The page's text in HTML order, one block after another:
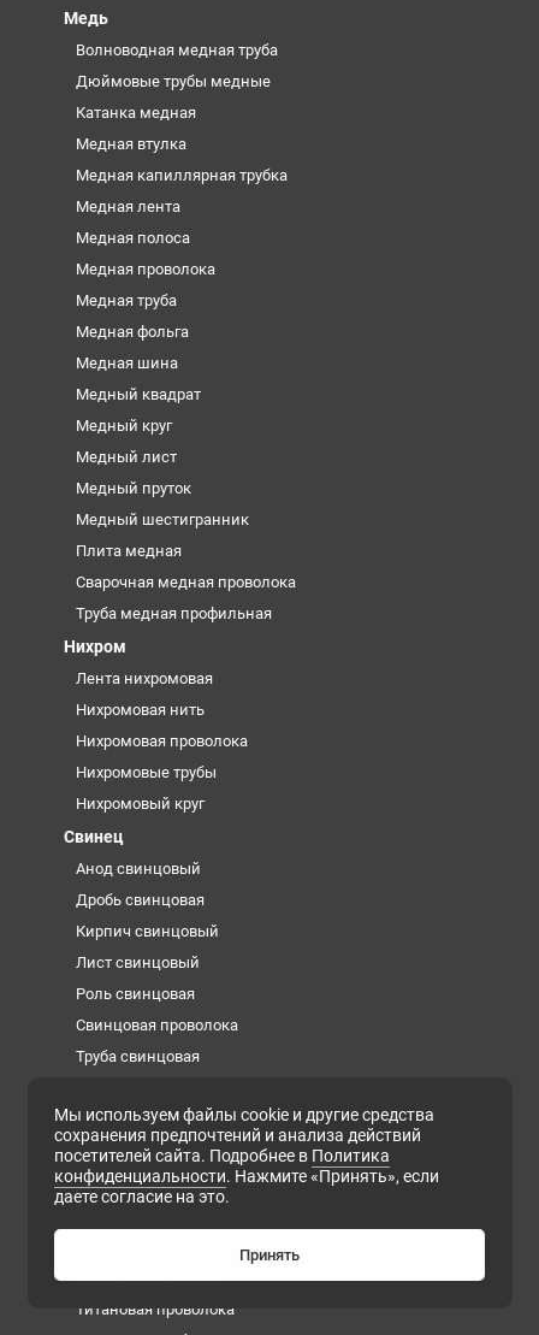
Медь
Волноводная медная труба
Дюймовые трубы медные
Катанка медная
Медная втулка
Медная капиллярная трубка
Медная лента
Медная полоса
Медная проволока
Медная труба
Медная фольга
Медная шина
Медный квадрат
Медный круг
Медный лист
Медный пруток
Медный шестигранник
Плита медная
Сварочная медная проволока
Труба медная профильная
Нихром
Лента нихромовая
Нихромовая нить
Нихромовая проволока
Нихромовые трубы
Нихромовый круг
Свинец
Анод свинцовый
Дробь свинцовая
Кирпич свинцовый
Лист свинцовый
Роль свинцовая
Свинцовая проволока
Труба свинцовая
Заготовка из титана
Лента титановая
Проволока титановая сварочная
Титановая поковка
Титановая проволока
Мы используем файлы cookie и другие средства
сохранения предпочтений и анализа действий
посетителей сайта. Подробнее в Политика
конфиденциальности. Нажмите «Принять», если
даете согласие на это.
Принять